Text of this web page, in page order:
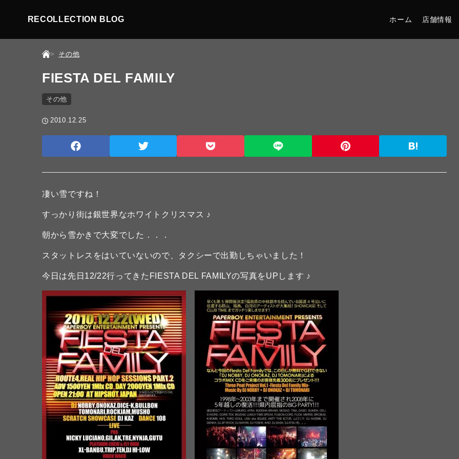
RECOLLECTION BLOG ホーム 店舗情報
その他
FIESTA DEL FAMILY
その他
2010.12.25
凄い雪ですね！
すっかり街は銀世界なホワイトクリスマス ♪
朝から雪かきで大変でした．．．
スタットレスをはいていないので、タクシーで出勤しちゃいました！
今日は先日12/22行ってきたFIESTA DEL FAMILYの写真をUPします ♪